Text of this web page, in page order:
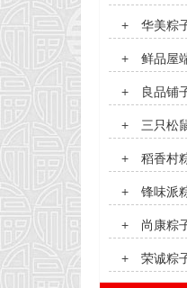
+ 华美粽
+ 鲜品屋
+ 良品铺
+ 三只松
+ 稻香村
+ 锋味派
+ 尚康粽
+ 荣诚粽